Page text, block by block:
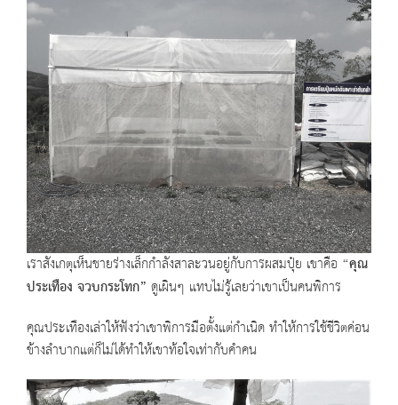
เราสังเกตุเห็นชายร่างเล็กกำลังสาละวนอยู่กับการผสมปุ๋ย เขาคือ “คุณ
ประเทือง จวบกระโทก” ดูเผินๆ แทบไม่รู้เลยว่าเขาเป็นคนพิการ
คุณประเทืองเล่าให้ฟังว่าเขาพิการมือตั้งแต่กำเนิด ทำให้การใช้ชีวิตค่อน
ข้างลำบากแต่ก็ไม่ได้ทำให้เขาท้อใจเท่ากับคำคน